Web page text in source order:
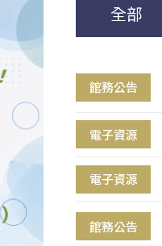
全部
館務公告
電子資源
電子資源
館務公告